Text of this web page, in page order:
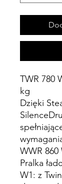
TWR 780
kg
Dzięki
WWR 860
Pralka
W1: z